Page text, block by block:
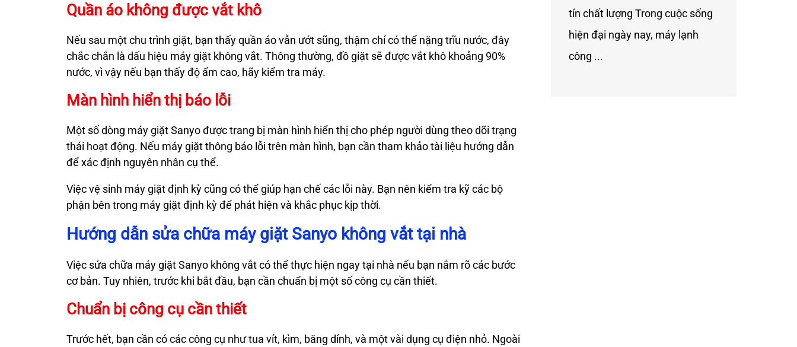
Quần áo không được vắt khô
Nếu sau một chu trình giặt, bạn thấy quần áo vẫn ướt sũng, thậm chí có thể nặng trĩu nước, đây
chắc chắn là dấu hiệu máy giặt không vắt. Thông thường, đồ giặt sẽ được vắt khô khoảng 90%
nước, vì vậy nếu bạn thấy độ ẩm cao, hãy kiểm tra máy.
Màn hình hiển thị báo lỗi
Một số dòng máy giặt Sanyo được trang bị màn hình hiển thị cho phép người dùng theo dõi trạng
thái hoạt động. Nếu máy giặt thông báo lỗi trên màn hình, bạn cần tham khảo tài liệu hướng dẫn
để xác định nguyên nhân cụ thể.
Việc vệ sinh máy giặt định kỳ cũng có thể giúp hạn chế các lỗi này. Bạn nên kiểm tra kỹ các bộ
phận bên trong máy giặt định kỳ để phát hiện và khắc phục kịp thời.
Hướng dẫn sửa chữa máy giặt Sanyo không vắt tại nhà
Việc sửa chữa máy giặt Sanyo không vắt có thể thực hiện ngay tại nhà nếu bạn nắm rõ các bước
cơ bản. Tuy nhiên, trước khi bắt đầu, bạn cần chuẩn bị một số công cụ cần thiết.
Chuẩn bị công cụ cần thiết
Trước hết, bạn cần có các công cụ như tua vít, kìm, băng dính, và một vài dụng cụ điện nhỏ. Ngoài
tín chất lượng Trong cuộc sống
hiện đại ngày nay, máy lạnh
công ...